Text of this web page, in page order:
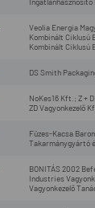
Veolia Energia
Kombinált Ciklusú
Kombinált Ciklusú
DS Smith
NoKes16 Kft.; Z +
ZD Vagyonkezelő
Füzes-Kacsa
Takarmánygyártó
BONITÁS 2002
Industries
Vagyonkezelő